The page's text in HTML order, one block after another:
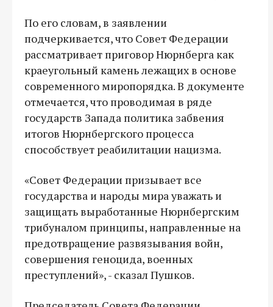
По его словам, в заявлении
подчеркивается, что Совет Федерации
рассматривает приговор Нюрнберга как
краеугольный камень лежащих в основе
современного миропорядка. В документе
отмечается, что проводимая в ряде
государств Запада политика забвения
итогов Нюрнбергского процесса
способствует реабилитации нацизма.
«Совет Федерации призывает все
государства и народы мира уважать и
защищать выработанные Нюрнбергским
трибуналом принципы, направленные на
предотвращение развязывания войн,
совершения геноцида, военных
преступлений», - сказал Пушков.